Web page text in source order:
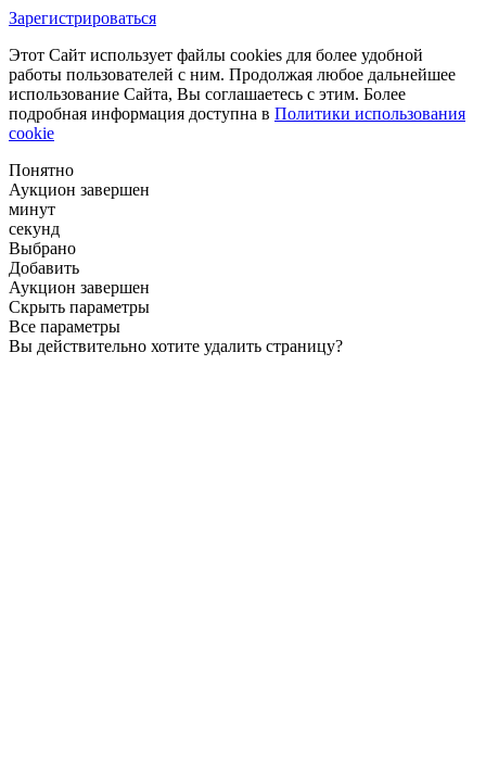
Зарегистрироваться
Этот Сайт использует файлы cookies для более удобной
работы пользователей с ним. Продолжая любое дальнейшее
использование Сайта, Вы соглашаетесь с этим. Более
подробная информация доступна в Политики использования
cookie
Понятно
Аукцион завершен
минут
секунд
Выбрано
Добавить
Аукцион завершен
Скрыть параметры
Все параметры
Вы действительно хотите удалить страницу?